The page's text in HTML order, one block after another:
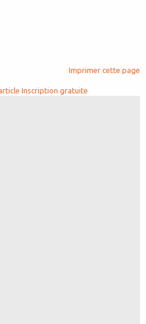
Imprimer cette page
Inscription gratuite